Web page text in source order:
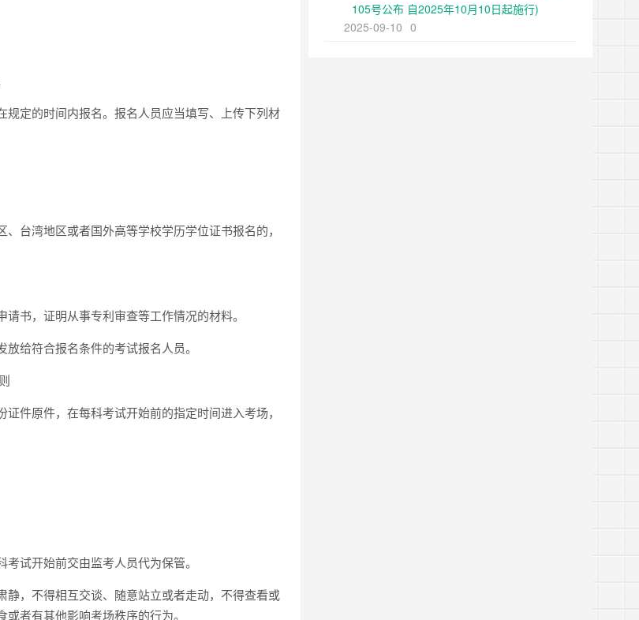
定的时间内报名。报名人员应当填写、上传下列材
台湾地区或者国外高等学校学历学位证书报名的，
书，证明从事专利审查等工作情况的材料。
给符合报名条件的考试报名人员。
件原件，在每科考试开始前的指定时间进入考场，
试开始前交由监考人员代为保管。
，不得相互交谈、随意站立或者走动，不得查看或
者有其他影响考场秩序的行为。
105号公布 自2025年10月10日起施行)
2025-09-10 0